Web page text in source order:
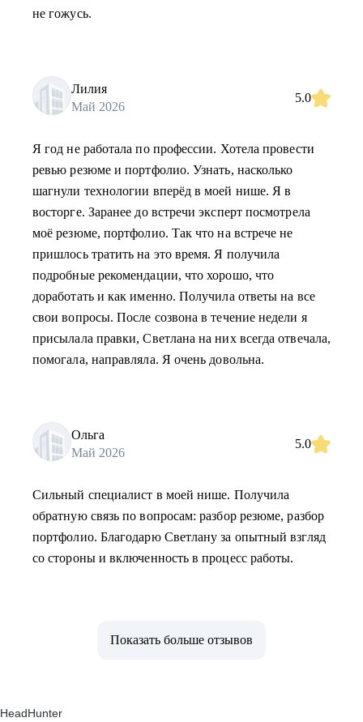
не гожусь.
Лилия
Май 2026
5.0
Я год не работала по профессии. Хотела провести
ревью резюме и портфолио. Узнать, насколько
шагнули технологии вперёд в моей нише. Я в
восторге. Заранее до встречи эксперт посмотрела
моё резюме, портфолио. Так что на встрече не
пришлось тратить на это время. Я получила
подробные рекомендации, что хорошо, что
доработать и как именно. Получила ответы на все
свои вопросы. После созвона в течение недели я
присылала правки, Светлана на них всегда отвечала,
помогала, направляла. Я очень довольна.
Ольга
Май 2026
5.0
Сильный специалист в моей нише. Получила
обратную связь по вопросам: разбор резюме, разбор
портфолио. Благодарю Светлану за опытный взгляд
со стороны и включенность в процесс работы.
Показать больше отзывов
HeadHunter